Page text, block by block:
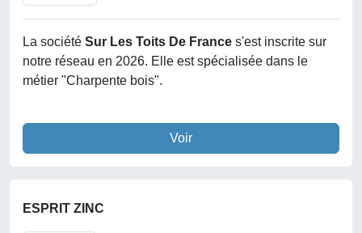
La société Sur Les Toits De France s'est inscrite sur
notre réseau en 2026. Elle est spécialisée dans le
métier "Charpente bois".
Voir
ESPRIT ZINC